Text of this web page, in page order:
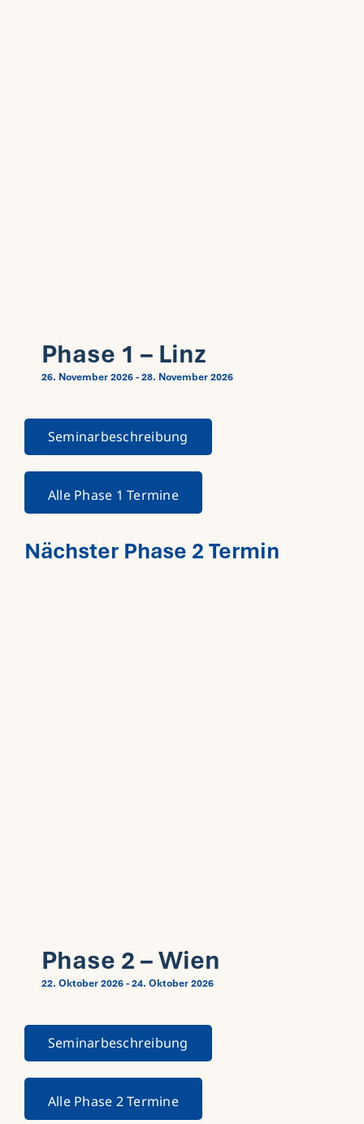
Phase 1 – Linz
26. November 2026-28. November 2026
Seminarbeschreibung
Alle Phase 1 Termine
Nächster Phase 2 Termin
Phase 2 – Wien
22. Oktober 2026-24. Oktober 2026
Seminarbeschreibung
Alle Phase 2 Termine